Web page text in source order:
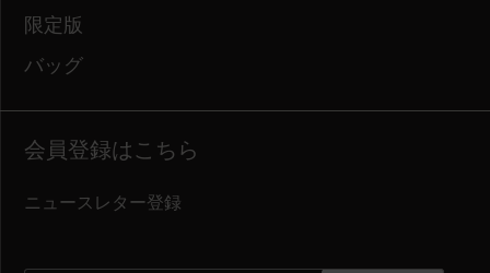
限定版
バッグ
会員登録はこちら
ニュースレター登録